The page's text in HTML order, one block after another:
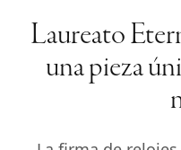
Laureato
una pieza